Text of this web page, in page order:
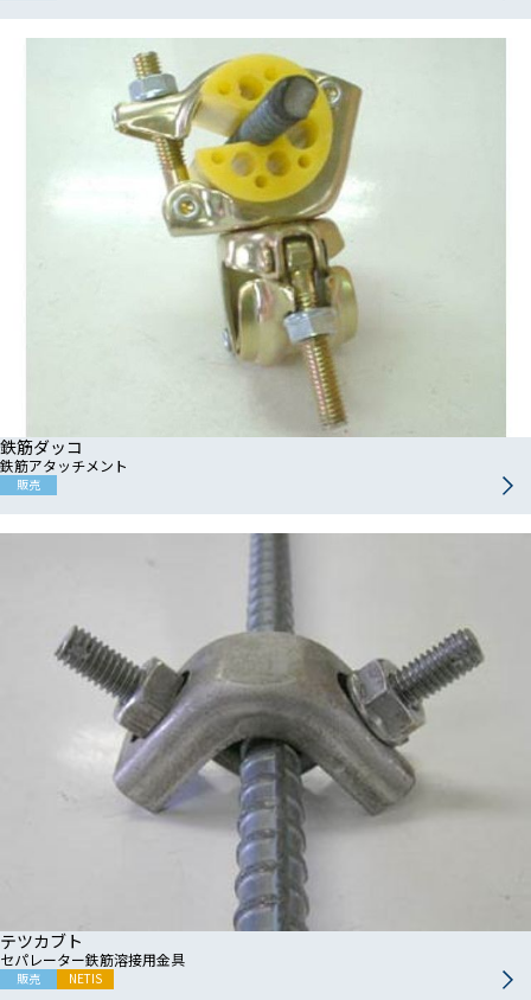
鉄筋ダッコ
鉄筋アタッチメント
販売
テツカブト
セパレーター鉄筋溶接用金具
販売 NETIS